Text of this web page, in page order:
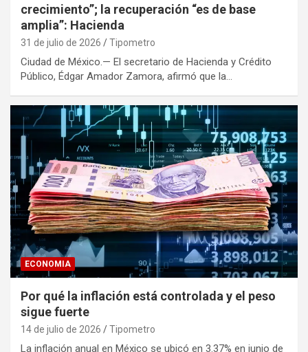
crecimiento”; la recuperación “es de base
amplia”: Hacienda
31 de julio de 2026 Tipometro
Ciudad de México.— El secretario de Hacienda y Crédito
Público, Édgar Amador Zamora, afirmó que la…
ECONOMIA
Por qué la inflación está controlada y el peso
sigue fuerte
14 de julio de 2026 Tipometro
La inflación anual en México se ubicó en 3.37% en junio de